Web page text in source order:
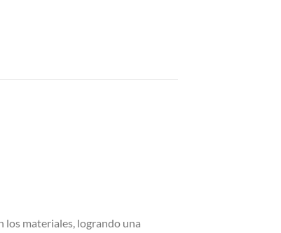
los materiales, logrando una